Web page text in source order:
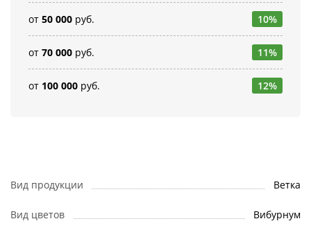
от 50 000 руб. 10%
от 70 000 руб. 11%
от 100 000 руб. 12%
Вид продукции Ветка
Вид цветов Вибурнум